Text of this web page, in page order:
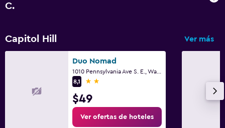
C.
Capitol Hill Ver más
Duo Nomad
8,1
2 estrellas
$49
Ver ofertas de hoteles